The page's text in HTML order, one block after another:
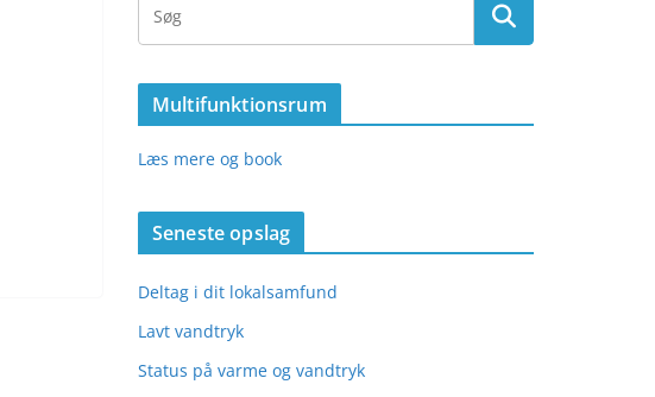
Multifunktionsrum
Læs mere og book
Seneste opslag
Deltag i dit lokalsamfund
Lavt vandtryk
Status på varme og vandtryk